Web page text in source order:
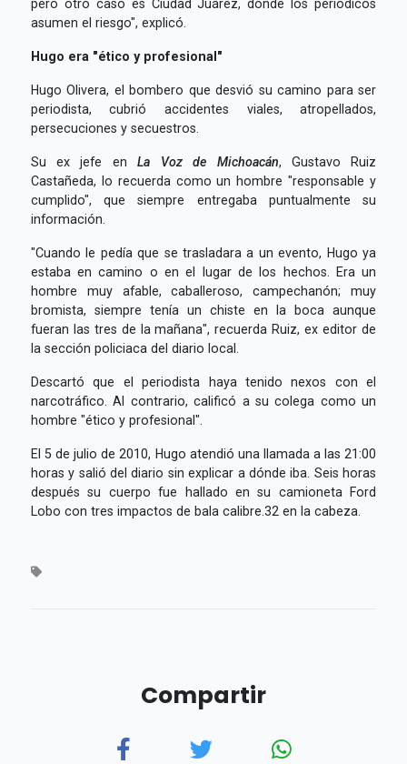
pero otro caso es Ciudad Juárez, donde los periódicos
asumen el riesgo", explicó.
Hugo era "ético y profesional"
Hugo Olivera, el bombero que desvió su camino para ser
periodista, cubrió accidentes viales, atropellados,
persecuciones y secuestros.
Su ex jefe enLa Voz de Michoacán, Gustavo Ruiz
Castañeda, lo recuerda como un hombre "responsable y
cumplido", que siempre entregaba puntualmente su
información.
"Cuando le pedía que se trasladara a un evento, Hugo ya
estaba en camino o en el lugar de los hechos. Era un
hombre muy afable, caballeroso, campechanón; muy
bromista, siempre tenía un chiste en la boca aunque
fueran las tres de la mañana", recuerda Ruiz, ex editor de
la sección policiaca del diario local.
Descartó que el periodista haya tenido nexos con el
narcotráfico. Al contrario, calificó a su colega como un
hombre "ético y profesional".
El 5 de julio de 2010, Hugo atendió una llamada a las 21:00
horas y salió del diario sin explicar a dónde iba. Seis horas
después su cuerpo fue hallado en su camioneta Ford
Lobo con tres impactos de bala calibre.32 en la cabeza.
Compartir